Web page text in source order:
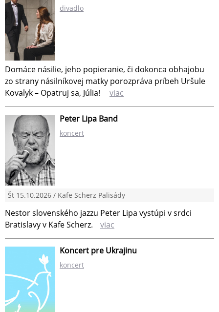
divadlo
Domáce násilie, jeho popieranie, či dokonca obhajobu
zo strany násilníkovej matky porozpráva príbeh Uršule
Kovalyk – Opatruj sa, Júlia!
viac
Peter Lipa Band
koncert
Št 15.10.2026 / Kafe Scherz Palisády
Nestor slovenského jazzu Peter Lipa vystúpi v srdci
Bratislavy v Kafe Scherz.
viac
Koncert pre Ukrajinu
koncert